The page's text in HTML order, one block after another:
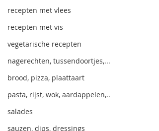
recepten met vlees
recepten met vis
vegetarische recepten
nagerechten, tussendoortjes,...
brood, pizza, plaattaart
pasta, rijst, wok, aardappelen,..
salades
sauzen, dips, dressings